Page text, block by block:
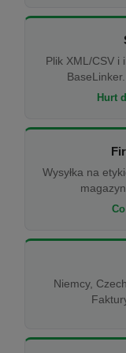
Plik XML/CSV i
Hurt
Wysyłka na
Niemcy,